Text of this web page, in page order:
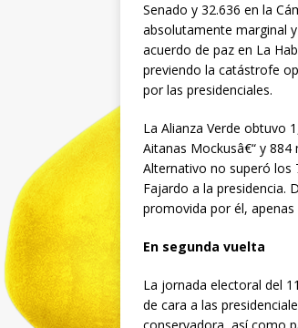
Senado y 32.636 en la
absolutamente marginal
acuerdo de paz en La
previendo la catástrofe
por las presidenciales.
La Alianza Verde obtuvo
Aitanas Mockusâ€“ y
Alternativo no superó los
Fajardo a la presidencia.
promovida por él,
En segunda vuelta
La jornada electoral del
de cara a las